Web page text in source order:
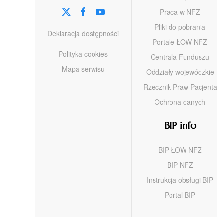
Deklaracja dostępności
Polityka cookies
Mapa serwisu
Praca w NFZ
Pliki do pobrania
Portale ŁOW NFZ
Centrala Funduszu
Oddziały wojewódzkie
Rzecznik Praw Pacjenta
Ochrona danych
BIP info
BIP ŁOW NFZ
BIP NFZ
Instrukcja obsługi BIP
Portal BIP